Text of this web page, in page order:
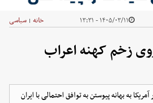
۱۴۰۵/۰۳/۱۱ - ۱۳:۳۱ خانه | سیاسی
زخم کهنه اعراب
به بهانه پیوستن به توافق احتمالی با ایران